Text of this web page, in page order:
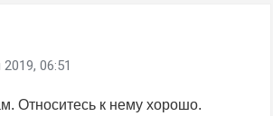
06:51
Относитесь к нему хорошо.